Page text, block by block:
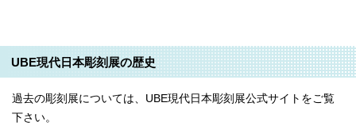
UBE現代日本彫刻展の歴史
過去の彫刻展については、UBE現代日本彫刻展公式サイトをご覧
下さい。